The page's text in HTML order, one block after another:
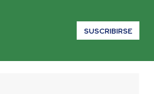
SUSCRIBIRSE